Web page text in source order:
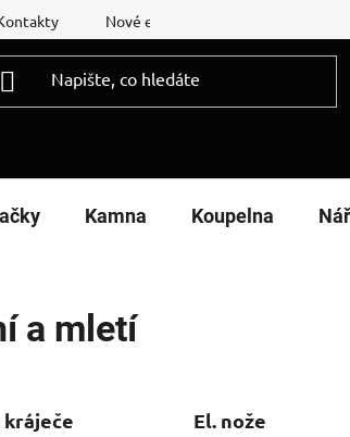
Nové energetické štítky
Kamna Koupelna
a mletí
kráječe El. nože